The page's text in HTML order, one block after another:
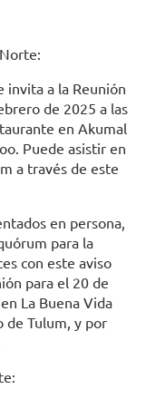
invita a la Reunión
de 2025 a las
en Akumal
Puede asistir en
a través de este
en persona,
para la
con este aviso
para el 20 de
La Buena Vida
de Tulum, y por